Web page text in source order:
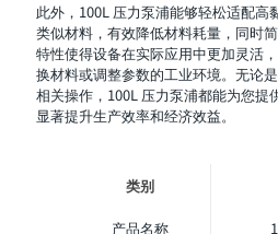
此外，100L 压力泵浦能够轻松适配高
类似材料，有效降低材料耗量，同时
特性使得设备在实际应用中更加灵活
换材料或调整参数的工业环境。无论
相关操作，100L 压力泵浦都能为您提
显著提升生产效率和经济效益。
类别
产品名称